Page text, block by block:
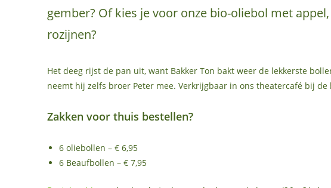
gember? Of kies je voor onze bio-oliebol met
rozijnen?
Het deeg rijst de pan uit, want Bakker Ton bakt weer de lekkerste
neemt hij zelfs broer Peter mee. Verkrijgbaar in ons theatercafé bij de
Zakken voor thuis bestellen?
6 oliebollen – € 6,95
6 Beaufbollen – € 7,95